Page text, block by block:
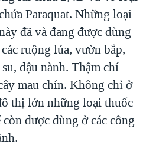
Paraquat. Những loại
đã và đang được dùng
ruộng lúa, vườn bắp,
đậu nành. Thậm chí
mau chín. Không chỉ ở
thị lớn những loại thuốc
được dùng ở các công